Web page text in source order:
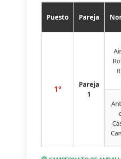
Puesto Pareja
1º
Pareja
1